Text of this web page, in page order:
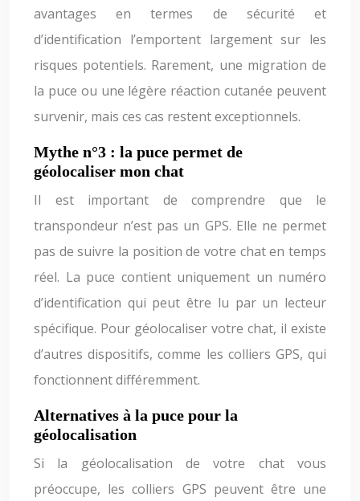
avantages en termes de sécurité et
d’identification l’emportent largement sur les
risques potentiels. Rarement, une migration de
la puce ou une légère réaction cutanée peuvent
survenir, mais ces cas restent exceptionnels.
Mythe n°3 : la puce permet de
géolocaliser mon chat
Il est important de comprendre que le
transpondeur n’est pas un GPS. Elle ne permet
pas de suivre la position de votre chat en temps
réel. La puce contient uniquement un numéro
d’identification qui peut être lu par un lecteur
spécifique. Pour géolocaliser votre chat, il existe
d’autres dispositifs, comme les colliers GPS, qui
fonctionnent différemment.
Alternatives à la puce pour la
géolocalisation
Si la géolocalisation de votre chat vous
préoccupe, les colliers GPS peuvent être une